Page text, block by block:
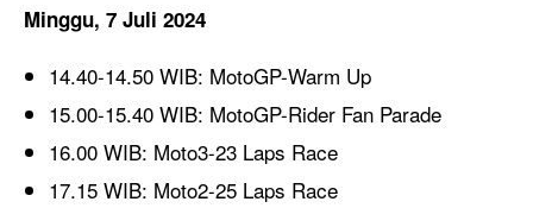
Minggu, 7 Juli 2024
14.40-14.50 WIB: MotoGP-Warm Up
15.00-15.40 WIB: MotoGP-Rider Fan Parade
16.00 WIB: Moto3-23 Laps Race
17.15 WIB: Moto2-25 Laps Race